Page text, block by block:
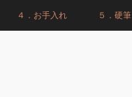
４．お手入れ ５．硬筆